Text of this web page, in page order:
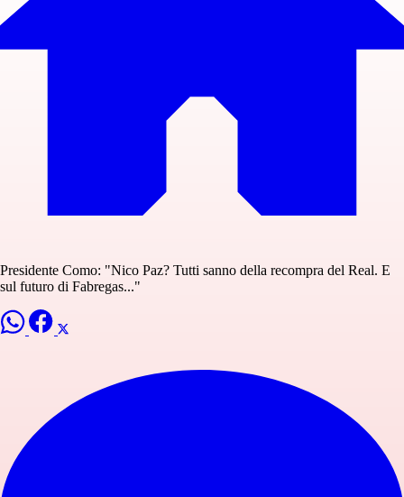
Presidente Como: "Nico Paz? Tutti sanno della recompra del Real. E
sul futuro di Fabregas..."